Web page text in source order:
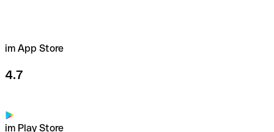
im App Store
4.7
im Play Store